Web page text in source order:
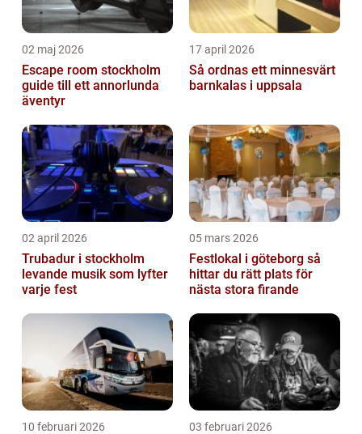
02 maj 2026
Escape room stockholm
guide till ett annorlunda
äventyr
17 april 2026
Så ordnas ett minnesvärt
barnkalas i uppsala
02 april 2026
Trubadur i stockholm
levande musik som lyfter
varje fest
05 mars 2026
Festlokal i göteborg så
hittar du rätt plats för
nästa stora firande
10 februari 2026 03 februari 2026